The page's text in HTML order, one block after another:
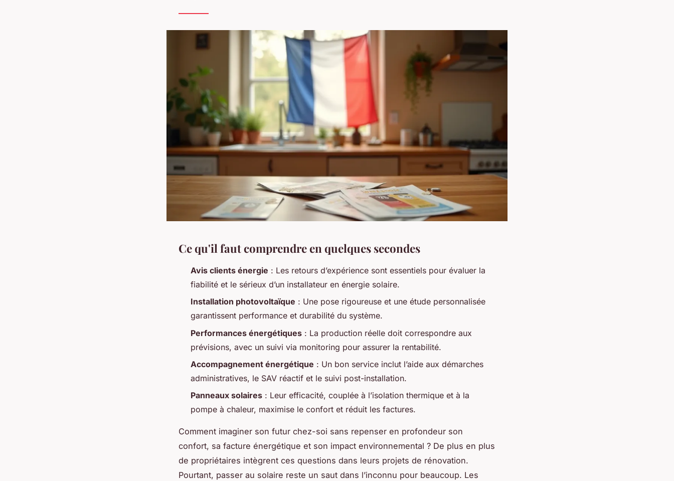
Ce qu'il faut comprendre en quelques secondes
Avis clients énergie : Les retours d’expérience sont essentiels pour évaluer la
fiabilité et le sérieux d’un installateur en énergie solaire.
Installation photovoltaïque : Une pose rigoureuse et une étude personnalisée
garantissent performance et durabilité du système.
Performances énergétiques : La production réelle doit correspondre aux
prévisions, avec un suivi via monitoring pour assurer la rentabilité.
Accompagnement énergétique : Un bon service inclut l’aide aux démarches
administratives, le SAV réactif et le suivi post-installation.
Panneaux solaires : Leur efficacité, couplée à l’isolation thermique et à la
pompe à chaleur, maximise le confort et réduit les factures.
Comment imaginer son futur chez-soi sans repenser en profondeur son
confort, sa facture énergétique et son impact environnemental ? De plus en plus
de propriétaires intègrent ces questions dans leurs projets de rénovation.
Pourtant, passer au solaire reste un saut dans l’inconnu pour beaucoup. Les